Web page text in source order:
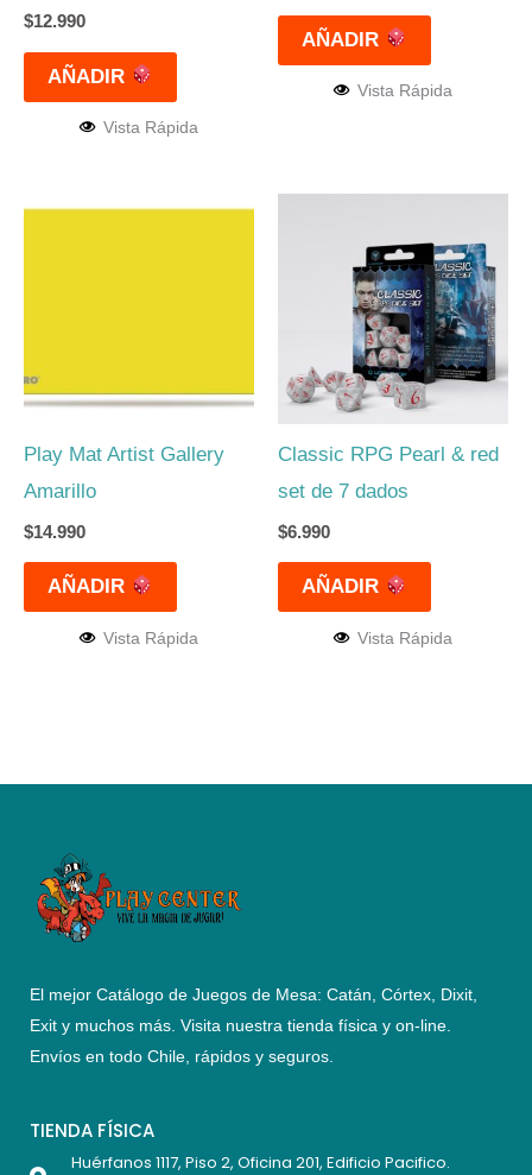
$12.990
AÑADIR
Vista Rápida
AÑADIR
Vista Rápida
Play Mat Artist Gallery
Amarillo
$14.990
AÑADIR
Vista Rápida
Classic RPG Pearl & red
set de 7 dados
$6.990
AÑADIR
Vista Rápida
El mejor Catálogo de Juegos de Mesa: Catán, Córtex, Dixit,
Exit y muchos más. Visita nuestra tienda física y on-line.
Envíos en todo Chile, rápidos y seguros
TIENDA FÍSICA
Huérfanos 1117, Piso 2, Oficina 201, Edificio Pacifico.